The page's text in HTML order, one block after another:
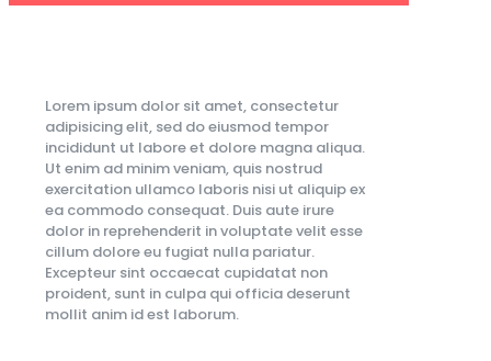
Lorem ipsum dolor sit amet, consectetur
adipisicing elit, sed do eiusmod tempor
incididunt ut labore et dolore magna aliqua.
Ut enim ad minim veniam, quis nostrud
exercitation ullamco laboris nisi ut aliquip ex
ea commodo consequat. Duis aute irure
dolor in reprehenderit in voluptate velit esse
cillum dolore eu fugiat nulla pariatur.
Excepteur sint occaecat cupidatat non
proident, sunt in culpa qui officia deserunt
mollit anim id est laborum.